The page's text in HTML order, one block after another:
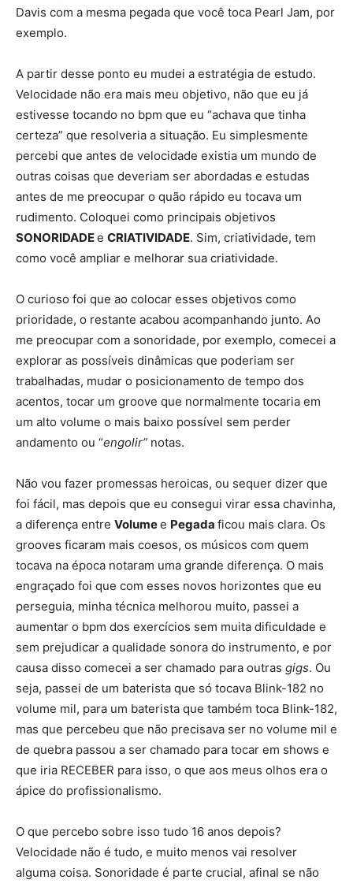
Davis com a mesma pegada que você toca Pearl Jam, por
exemplo.
A partir desse ponto eu mudei a estratégia de estudo.
Velocidade não era mais meu objetivo, não que eu já
estivesse tocando no bpm que eu “achava que tinha
certeza” que resolveria a situação. Eu simplesmente
percebi que antes de velocidade existia um mundo de
outras coisas que deveriam ser abordadas e estudas
antes de me preocupar o quão rápido eu tocava um
rudimento. Coloquei como principais objetivos
SONORIDADEe CRIATIVIDADE. Sim, criatividade, tem
como você ampliar e melhorar sua criatividade.
O curioso foi que ao colocar esses objetivos como
prioridade, o restante acabou acompanhando junto. Ao
me preocupar com a sonoridade, por exemplo, comecei a
explorar as possíveis dinâmicas que poderiam ser
trabalhadas, mudar o posicionamento de tempo dos
acentos, tocar um groove que normalmente tocaria em
um alto volume o mais baixo possível sem perder
andamento ou “engolir” notas.
Não vou fazer promessas heroicas, ou sequer dizer que
foi fácil, mas depois que eu consegui virar essa chavinha,
a diferença entre Volumee Pegada ficou mais clara. Os
grooves ficaram mais coesos, os músicos com quem
tocava na época notaram uma grande diferença. O mais
engraçado foi que com esses novos horizontes que eu
perseguia, minha técnica melhorou muito, passei a
aumentar o bpm dos exercícios sem muita dificuldade e
sem prejudicar a qualidade sonora do instrumento, e por
causa disso comecei a ser chamado para outras gigs. Ou
seja, passei de um baterista que só tocava Blink-182 no
volume mil, para um baterista que também toca Blink-182,
mas que percebeu que não precisava ser no volume mil e
de quebra passou a ser chamado para tocar em shows e
que iria RECEBER para isso, o que aos meus olhos era o
ápice do profissionalismo.
O que percebo sobre isso tudo 16 anos depois?
Velocidade não é tudo, e muito menos vai resolver
alguma coisa. Sonoridade é parte crucial, afinal se não